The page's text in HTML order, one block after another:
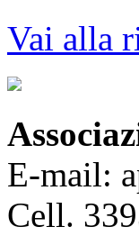
Vai alla
E-mail:
Cell.